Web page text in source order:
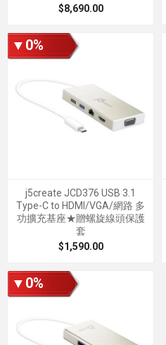
$8,690.00
▼0%
j5create JCD376 USB 3.1
Type-C to HDMI/VGA/網路 多
功擴充基座★贈螺旋線頭保護
套
$1,590.00
▼0%